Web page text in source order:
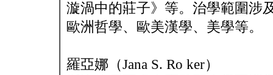
漩渦中的莊子》等。治學範圍涉
歐洲哲學、歐美漢學、美學等。
羅亞娜（Jana S. Ro ker）